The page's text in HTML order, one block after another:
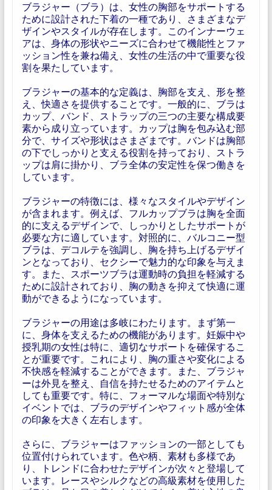
ブラジャー（ブラ）は、女性の胸部をサポートする
ために設計された下着の一種であり、さまざまなデ
ザインやスタイルが存在します。このインナーウェ
アは、身体の形状やニーズに合わせて機能性とファ
ッション性を兼ね備え、女性の生活の中で重要な役
割を果たしています。
ブラジャーの基本的な定義は、胸部を支え、形を整
え、快適さを提供することです。一般的に、ブラは
カップ、バンド、ストラップの三つの主要な構成要
素から成り立っています。カップは胸を包み込む部
分で、サイズや形状はさまざまです。バンドは胸部
の下でしっかりと支える役割を持っており、ストラ
ップは肩に掛かり、ブラ全体の安定性を保つ働きを
しています。
ブラジャーの特徴には、様々なスタイルやデザイン
が含まれます。例えば、フルカップブラは胸を全面
的に支えるデザインで、しっかりとしたサポートが
必要な方に適しています。対照的に、バルコニー型
ブラは、デコルテを強調し、胸を持ち上げるデザイ
ンとなっており、セクシーで魅力的な印象を与えま
す。また、スポーツブラは運動時の負担を軽減する
ために設計されており、胸の動きを抑えて快適に運
動ができるようになっています。
ブラジャーの用途は多岐にわたります。まず第一
に、身体を支えるための機能があります。妊娠中や
授乳期の女性は特に、適切なサポートを確保するこ
とが重要です。これにより、胸の重さや変化による
不快感を軽減することができます。また、ブラジャ
ーは外見を整え、自信を持たせるためのアイテムと
しても重要です。特に、フォーマルな場面や特別な
イベントでは、ブラのデザインやフィット感が全体
の印象を大きく左右します。
さらに、ブラジャーはファッションの一部としても
位置付けられています。色や柄、素材も多様であ
り、トレンドに合わせたデザインが次々と登場して
います。レースやシルクなどの高級素材を使用した